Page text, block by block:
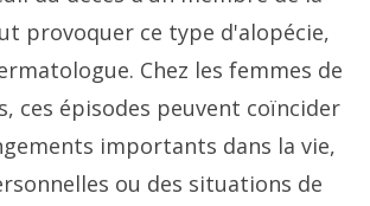
provoquer ce type d'alopécie,
Chez les femmes de
ces épisodes peuvent coïncider
importants dans la vie,
ou des situations de